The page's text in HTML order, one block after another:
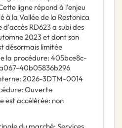
ligne répond à l'enjeu
à la Vallée de la Restonica
RD623 a subi des
2023 et dont son
désormais limitée
la procédure: 405bce8c-
40b05836b296
: 2026-3DTM-0014
: Ouverte
est accélérée: non